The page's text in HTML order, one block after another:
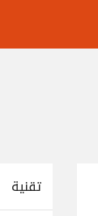
تقنية